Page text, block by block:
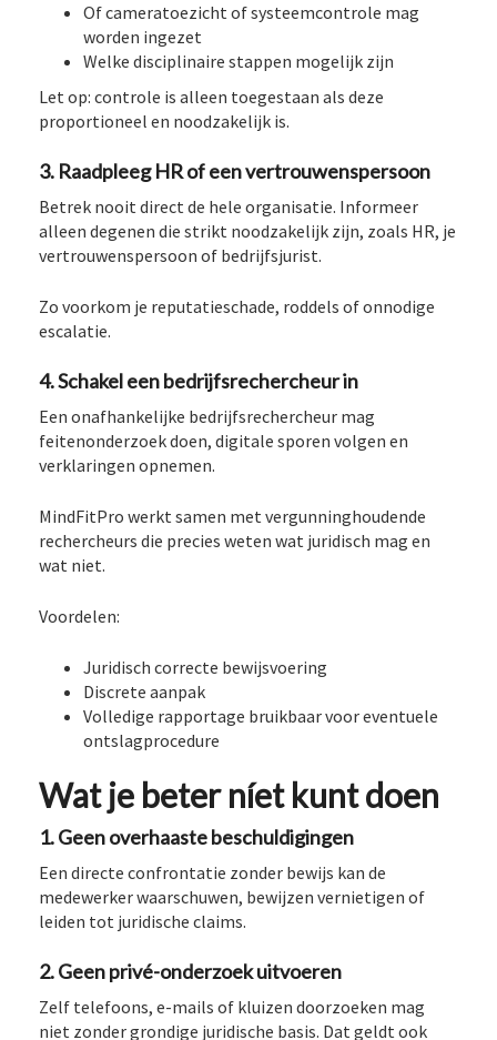
Of cameratoezicht of systeemcontrole mag
worden ingezet
Welke disciplinaire stappen mogelijk zijn
Let op: controle is alleen toegestaan als deze
proportioneel en noodzakelijk is.
3. Raadpleeg HR of een vertrouwenspersoon
Betrek nooit direct de hele organisatie. Informeer
alleen degenen die strikt noodzakelijk zijn, zoals HR, je
vertrouwenspersoon of bedrijfsjurist.
Zo voorkom je reputatieschade, roddels of onnodige
escalatie.
4. Schakel een bedrijfsrechercheur in
Een onafhankelijke bedrijfsrechercheur mag
feitenonderzoek doen, digitale sporen volgen en
verklaringen opnemen.
MindFitPro werkt samen met vergunninghoudende
rechercheurs die precies weten wat juridisch mag en
wat niet.
Voordelen:
Juridisch correcte bewijsvoering
Discrete aanpak
Volledige rapportage bruikbaar voor eventuele
ontslagprocedure
Wat je beter níet kunt doen
1. Geen overhaaste beschuldigingen
Een directe confrontatie zonder bewijs kan de
medewerker waarschuwen, bewijzen vernietigen of
leiden tot juridische claims.
2. Geen privé-onderzoek uitvoeren
Zelf telefoons, e-mails of kluizen doorzoeken mag
niet zonder grondige juridische basis. Dat geldt ook